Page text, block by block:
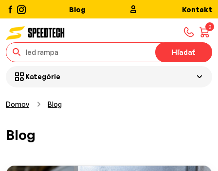
Blog Kontakt
0
Hľadať
Kategórie
Domov Blog
Blog